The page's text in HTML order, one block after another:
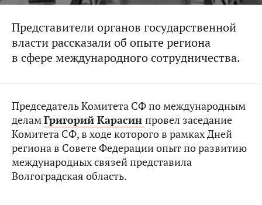
Представители органов государственной
власти рассказали об опыте региона
в сфере международного сотрудничества.
Председатель Комитета СФ по международным
деламГригорий Карасин провел заседание
Комитета СФ, в ходе которого в рамках Дней
региона в Совете Федерации опыт по развитию
международных связей представила
Волгоградская область.